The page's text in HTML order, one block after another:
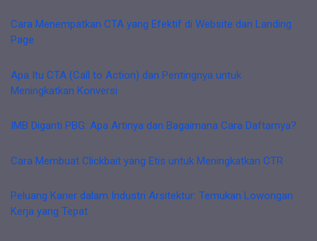
Cara Menempatkan CTA yang Efektif di Website dan Landing
Page
Apa Itu CTA (Call to Action) dan Pentingnya untuk
Meningkatkan Konversi
IMB Diganti PBG: Apa Artinya dan Bagaimana Cara Daftarnya?
Cara Membuat Clickbait yang Etis untuk Meningkatkan CTR
Peluang Karier dalam Industri Arsitektur: Temukan Lowongan
Kerja yang Tepat